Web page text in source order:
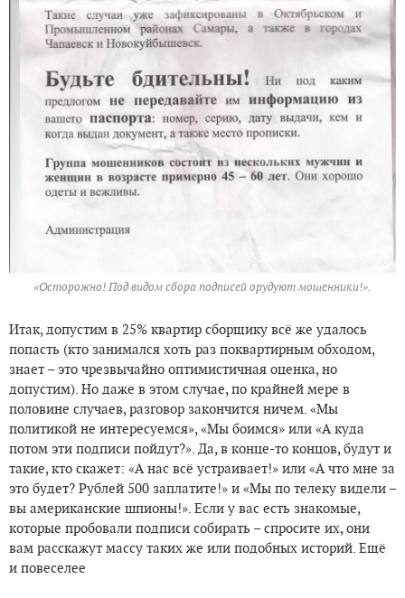
«Осторожно! Под видом сбора подписей орудуют мошенники!».
Итак, допустим в 25% квартир сборщику всё же удалось
попасть (кто занимался хоть раз поквартирным обходом,
знает – это чрезвычайно оптимистичная оценка, но
допустим). Но даже в этом случае, по крайней мере в
половине случаев, разговор закончится ничем. «Мы
политикой не интересуемся», «Мы боимся» или «А куда
потом эти подписи пойдут?». Да, в конце-то концов, будут и
такие, кто скажет: «А нас всё устраивает!» или «А что мне за
это будет? Рублей 500 заплатите!» и «Мы по телеку видели –
вы американские шпионы!». Если у вас есть знакомые,
которые пробовали подписи собирать – спросите их, они
вам расскажут массу таких же или подобных историй. Ещё
и повеселее